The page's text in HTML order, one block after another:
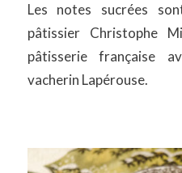
Les notes sucrées
pâtissier Christophe
pâtisserie française
vacherin Lapérouse.